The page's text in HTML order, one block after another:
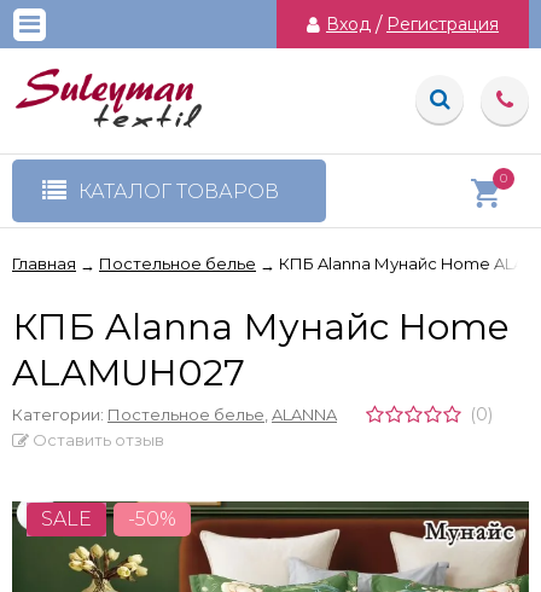
Вход / Регистрация
КАТАЛОГ ТОВАРОВ
0
Главная → Постельное белье → КПБ Alanna Мунайс Home
КПБ Alanna Мунайс Home
ALAMUH027
Категории: Постельное белье ALANNA (0)
Оставить отзыв
SALE -50%